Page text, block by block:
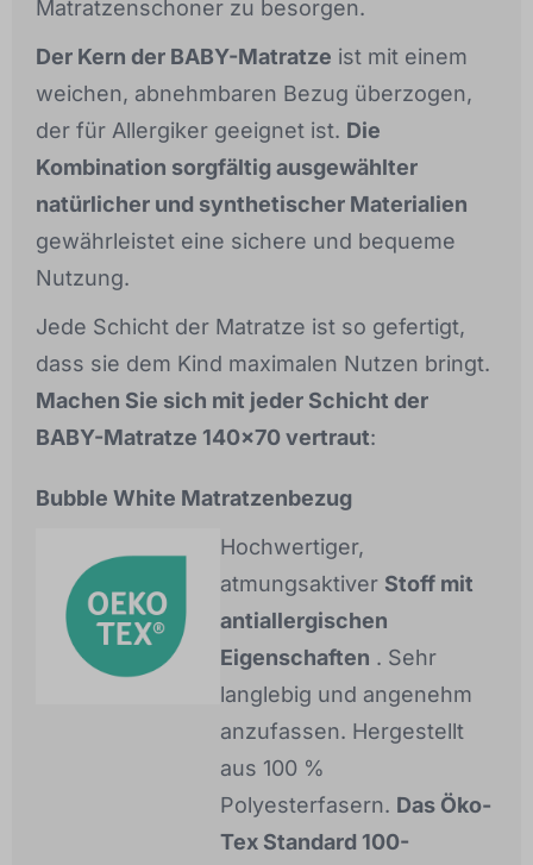
Matratzenschoner zu besorgen.
Der Kern der BABY-Matratze ist mit einem
weichen, abnehmbaren Bezug überzogen,
der für Allergiker geeignet ist. Die
Kombination sorgfältig ausgewählter
natürlicher und synthetischer Materialien
gewährleistet eine sichere und bequeme
Nutzung.
Jede Schicht der Matratze ist so gefertigt,
dass sie dem Kind maximalen Nutzen bringt.
Machen Sie sich mit jeder Schicht der
BABY-Matratze 140x70 vertraut:
Bubble White Matratzenbezug
Hochwertiger,
atmungsaktiver Stoff mit
antiallergischen
Eigenschaften . Sehr
langlebig und angenehm
anzufassen. Hergestellt
aus 100 %
Polyesterfasern. Das Öko-
Tex Standard 100-